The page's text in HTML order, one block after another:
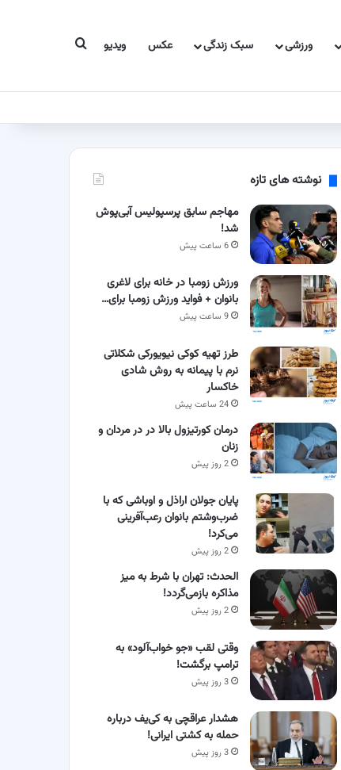
ورزشی سبک زندگی عکس ویدیو جستجو برای
نوشته های تازه
مهاجم سابق پرسپولیس آبی‌پوش
شد!
6 ساعت پیش
ورزش زومبا در خانه برای لاغری
بانوان + فواید ورزش زومبا برای…
9 ساعت پیش
طرز تهیه کوکی نیویورکی شکلاتی
نرم با پیمانه به روش شادی
خاکسار
24 ساعت پیش
درمان کورتیزول بالا در در مردان و
زنان
2 روز پیش
پایان جولان اراذل و اوباشی که با
ضرب‌وشتم بانوان رعب‌آفرینی
می‌کرد!
2 روز پیش
الحدث: تهران با شرط به میز
مذاکره بازمی‌گردد!
2 روز پیش
وقتی لقب «جو خواب‌آلود» به
ترامپ برگشت!
3 روز پیش
هشدار عراقچی به کی‌یف درباره
حمله به کشتی ایرانی!
3 روز پیش